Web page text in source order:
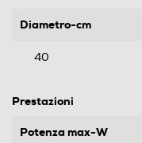
Diametro-cm
40
Prestazioni
Potenza max-W